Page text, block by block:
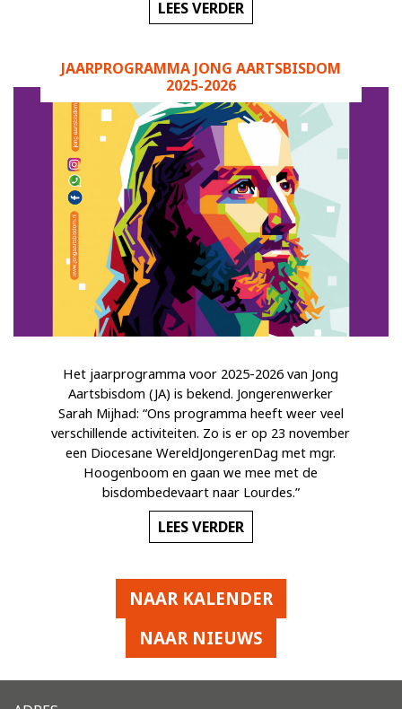
LEES VERDER
JAARPROGRAMMA JONG AARTSBISDOM
2025-2026
Het jaarprogramma voor 2025-2026 van Jong
Aartsbisdom (JA) is bekend. Jongerenwerker
Sarah Mijhad: “Ons programma heeft weer veel
verschillende activiteiten. Zo is er op 23 november
een Diocesane WereldJongerenDag met mgr.
Hoogenboom en gaan we mee met de
bisdombedevaart naar Lourdes.”
LEES VERDER
NAAR KALENDER
NAAR NIEUWS